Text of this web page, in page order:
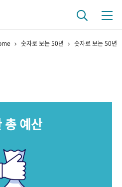
대 기관장
구 역사
행정박물
숫자로 보는 50년 숫자로 보는 50년
총 예산